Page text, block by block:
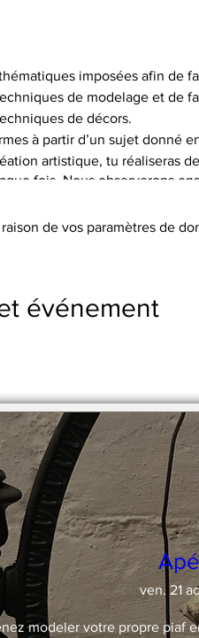
imposées afin de
de modelage et de
de décors.
à partir d’un sujet donné
artistique, tu réaliseras
fois. Nous observerons
le choix de 5 terres
frais supplémentaires
de vos paramètres de
événement
ven. 21
modeler votre propre piaf